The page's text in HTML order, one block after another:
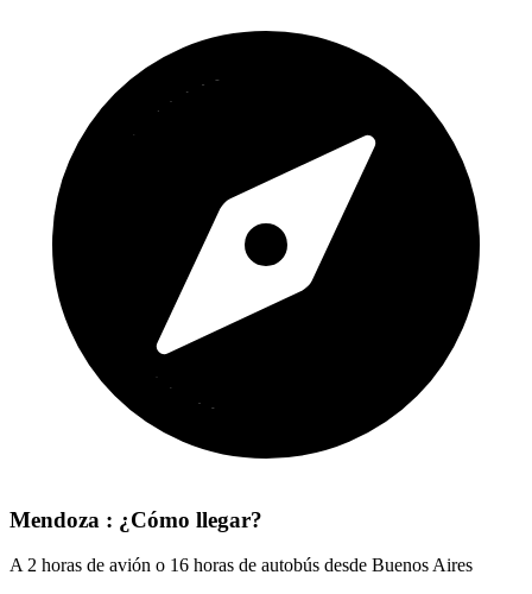
Mendoza : ¿Cómo llegar?
A 2 horas de avión o 16 horas de autobús desde Buenos Aires